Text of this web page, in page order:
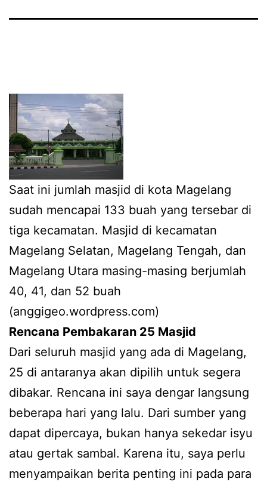
Saat ini jumlah masjid di kota Magelang
sudah mencapai 133 buah yang tersebar di
tiga kecamatan. Masjid di kecamatan
Magelang Selatan, Magelang Tengah, dan
Magelang Utara masing-masing berjumlah
40, 41, dan 52 buah
(anggigeo.wordpress.com)
Rencana Pembakaran 25 Masjid
Dari seluruh masjid yang ada di Magelang,
25 di antaranya akan dipilih untuk segera
dibakar. Rencana ini saya dengar langsung
beberapa hari yang lalu. Dari sumber yang
dapat dipercaya, bukan hanya sekedar isyu
atau gertak sambal. Karena itu, saya perlu
menyampaikan berita penting ini pada para